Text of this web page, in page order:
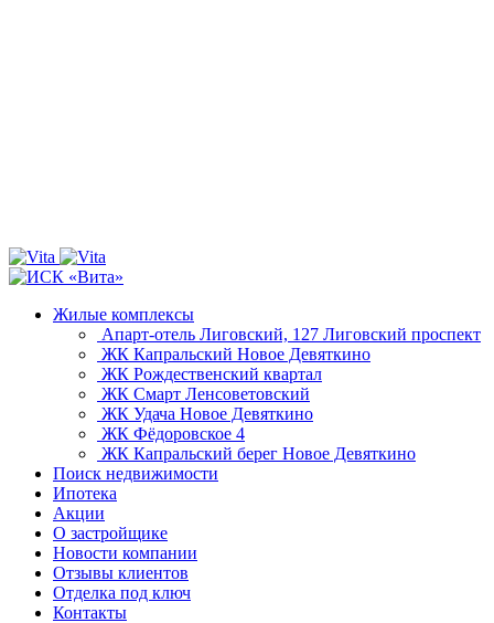
Жилые комплексы
Апарт-отель Лиговский, 127 Лиговский проспект
ЖК Капральский Новое Девяткино
ЖК Рождественский квартал
ЖК Смарт Ленсоветовский
ЖК Удача Новое Девяткино
ЖК Фёдоровское 4
ЖК Капральский берег Новое Девяткино
Поиск недвижимости
Ипотека
Акции
О застройщике
Новости компании
Отзывы клиентов
Отделка под ключ
Контакты